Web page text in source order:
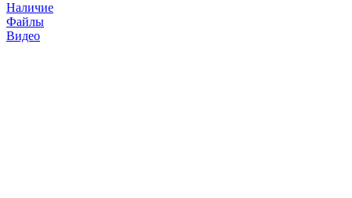
Наличие
Файлы
Видео